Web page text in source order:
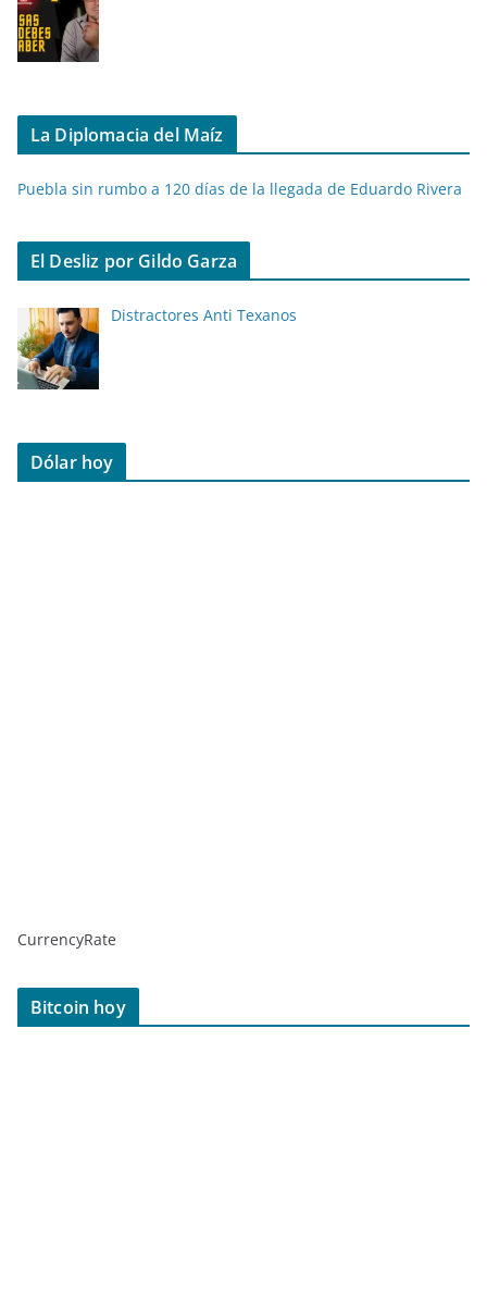
La Diplomacia del Maíz
Puebla sin rumbo a 120 días de la llegada de Eduardo Rivera
El Desliz por Gildo Garza
Distractores Anti Texanos
Dólar hoy
CurrencyRate
Bitcoin hoy